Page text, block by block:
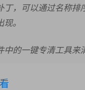
丁，可以通过名称排
。
的一键专清工具来